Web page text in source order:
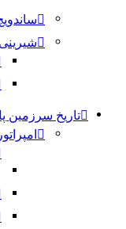
شیرینی
تاریخ سرزمین